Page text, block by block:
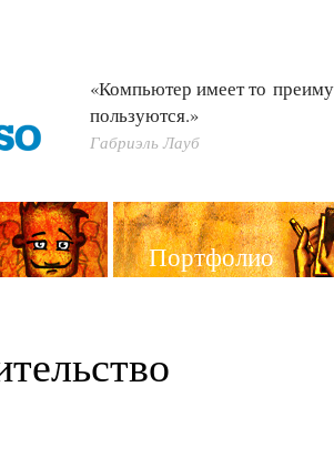
«Компьютер имеет то
пользуются.»
Габриэль Лауб
Портфолио